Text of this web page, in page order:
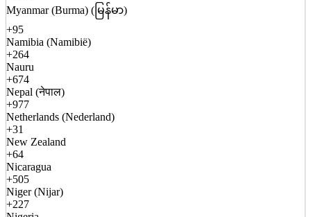
Myanmar (Burma) (မြန်မာ)
+95
Namibia (Namibië)
+264
Nauru
+674
Nepal (नेपाल)
+977
Netherlands (Nederland)
+31
New Zealand
+64
Nicaragua
+505
Niger (Nijar)
+227